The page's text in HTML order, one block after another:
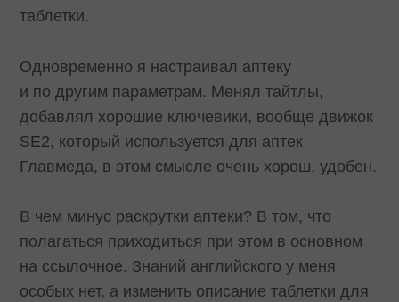
таблетки.
Одновременно я настраивал аптеку
и по другим параметрам. Менял тайтлы,
добавлял хорошие ключевики, вообще движок
SE2, который используется для аптек
Главмеда, в этом смысле очень хорош, удобен.
В чем минус раскрутки аптеки? В том, что
полагаться приходиться при этом в основном
на ссылочное. Знаний английского у меня
особых нет, а изменить описание таблетки для